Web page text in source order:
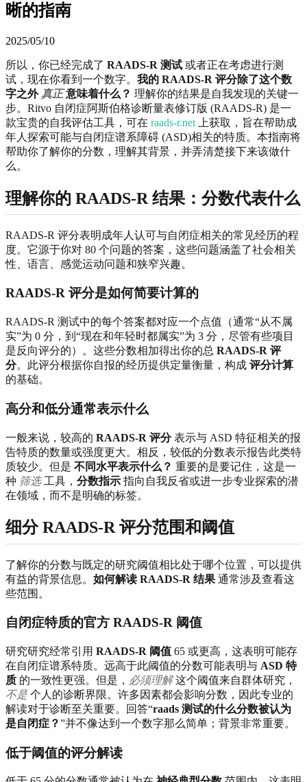
晰的指南
2025/05/10
所以，你已经完成了 RAADS-R 测试 或者正在考虑进行测
试，现在你看到一个数字。 我的 RAADS-R 评分除了这个数
字之外真正意味着什么？ 理解你的结果是自我发现的关键一
步。Ritvo 自闭症阿斯伯格诊断量表修订版 (RAADS-R) 是一
款宝贵的自我评估工具，可在 raads-r.net 上获取，旨在帮助成
年人探索可能与自闭症谱系障碍 (ASD)相关的特质。本指南将
帮助你了解你的分数，理解其背景，并弄清楚接下来该做什
么。
理解你的 RAADS-R 结果：分数代表什么
RAADS-R 评分表明成年人认可与自闭症相关的常见经历的程
度。它源于你对 80 个问题的答案，这些问题涵盖了社会相关
性、语言、感觉运动问题和狭窄兴趣。
RAADS-R 评分是如何简要计算的
RAADS-R 测试中的每个答案都对应一个点值（通常“从不属
实”为 0 分，到“现在和年轻时都属实”为 3 分，尽管有些项目
是反向评分的）。这些分数相加得出你的总 RAADS-R 评
分。此评分根据你自报的经历提供定量衡量，构成 评分计算
的基础。
高分和低分通常表示什么
一般来说，较高的 RAADS-R 评分表示与 ASD 特征相关的报
告特质的数量或强度更大。相反，较低的分数表示报告此类特
质较少。但是 不同水平表示什么？ 重要的是要记住，这是一
种 筛选工具， 分数指示 指向自我反省或进一步专业探索的潜
在领域，而不是明确的标签。
细分 RAADS-R 评分范围和阈值
了解你的分数与既定的研究阈值相比处于哪个位置，可以提供
有益的背景信息。 如何解读 RAADS-R 结果 通常涉及查看这
些范围。
自闭症特质的官方 RAADS-R 阈值
研究研究经常引用 RAADS-R 阈值 65 或更高，这表明可能存
在自闭症谱系特质。远高于此阈值的分数可能表明与 ASD 特
质 的一致性更强。但是， 必须理解这个阈值来自群体研究，
不是 个人的诊断界限。许多因素都会影响分数，因此专业的
解读对于诊断至关重要。回答“raads 测试的什么分数被认为
是自闭症？”并不像达到一个数字那么简单；背景非常重要。
低于阈值的评分解读